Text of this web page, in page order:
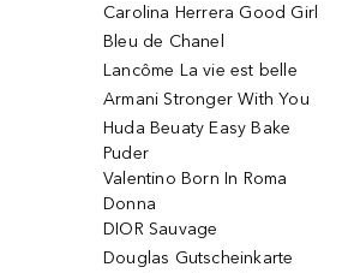
Carolina Herrera Good Girl
Bleu de Chanel
Lancôme La vie est belle
Armani Stronger With You
Huda Beuaty Easy Bake
Puder
Valentino Born In Roma
Donna
DIOR Sauvage
Douglas Gutscheinkarte